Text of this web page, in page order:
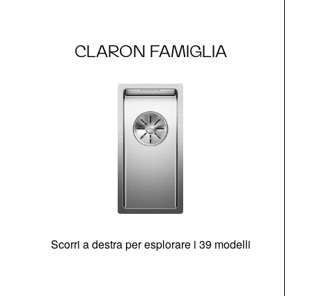
CLARON FAMIGLIA
Scorri a destra per esplorare i 39 modelli